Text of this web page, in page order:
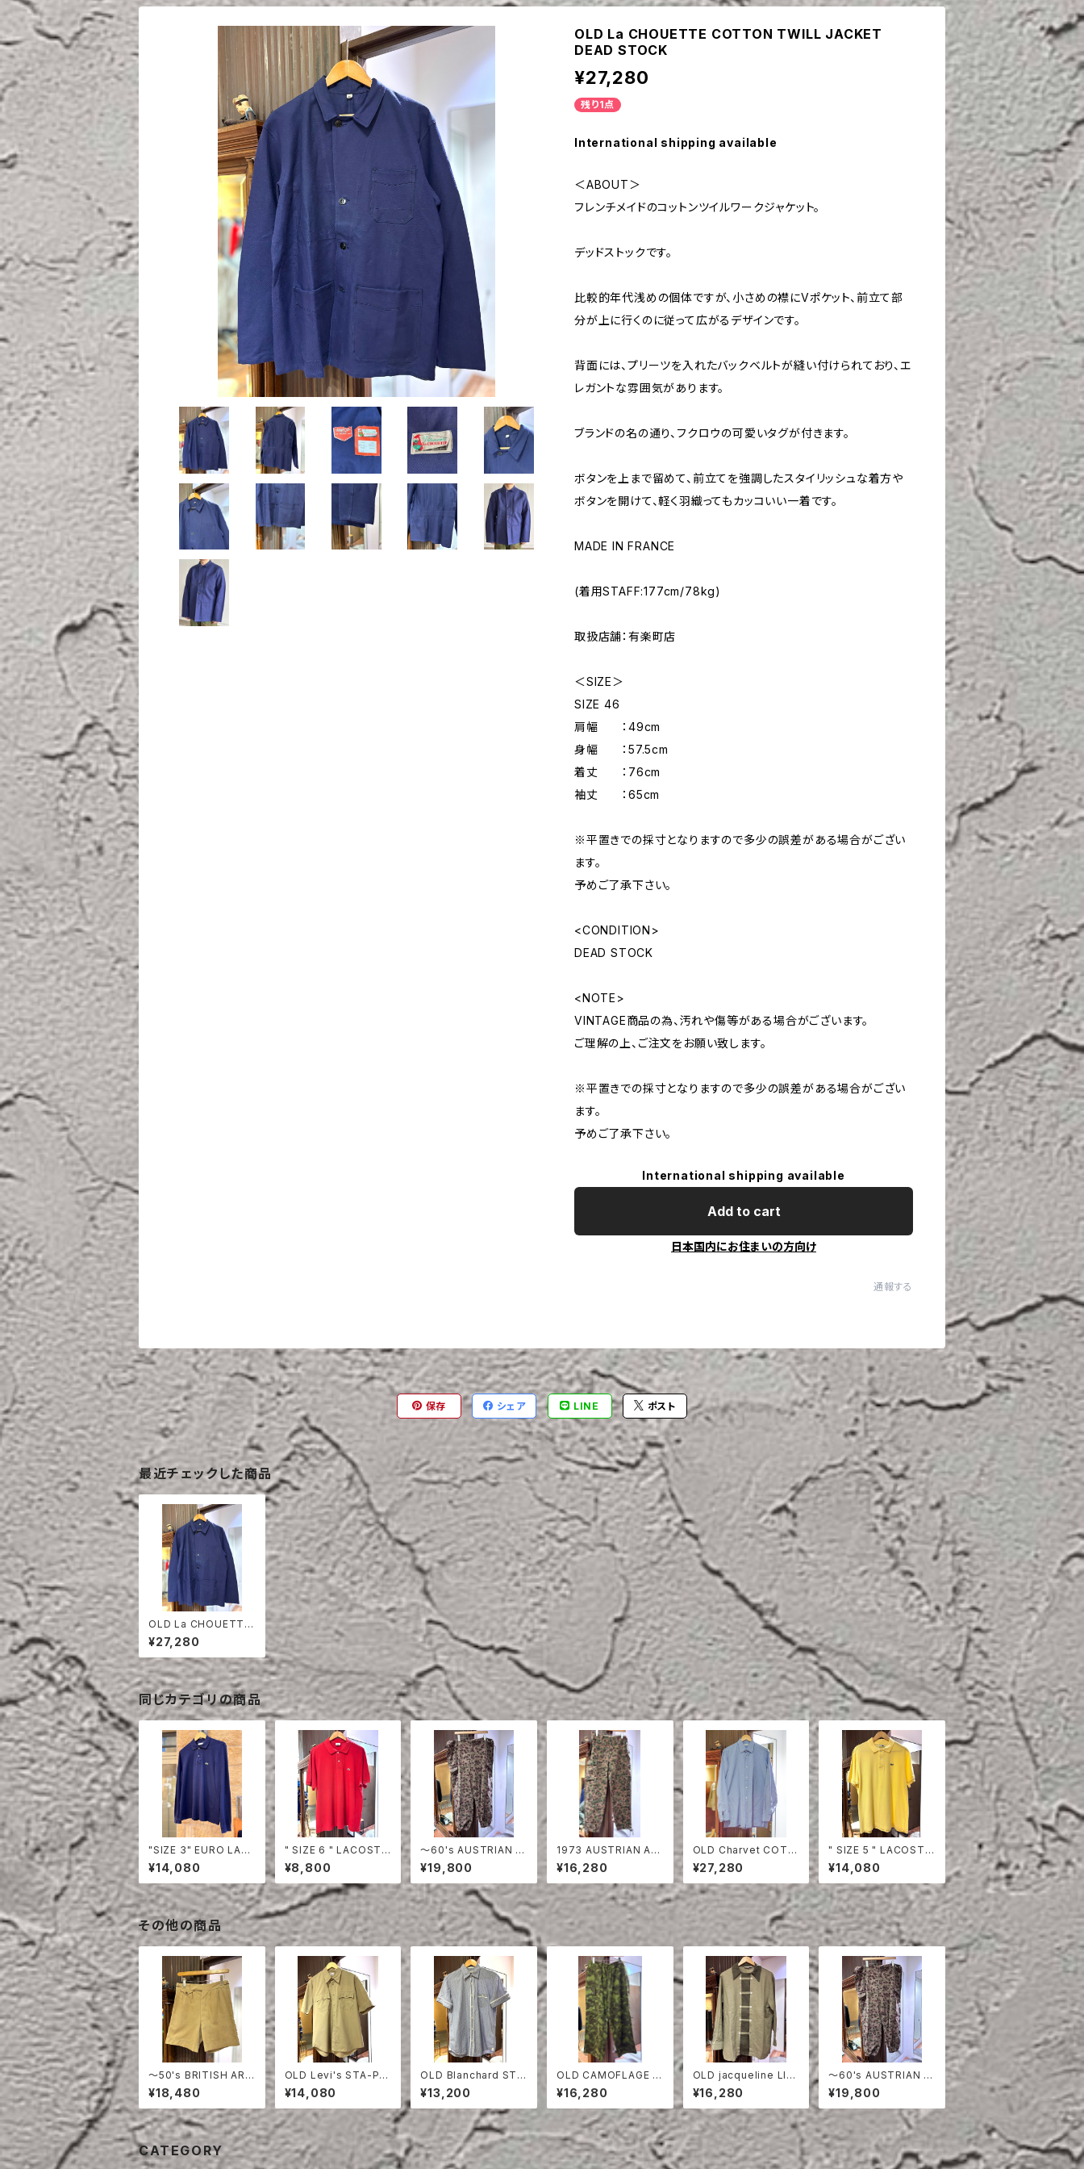
OLD La CHOUETTE COTTON TWILL JACKET
DEAD STOCK
¥27,280
残り1点
International shipping available
＜ABOUT＞
フレンチメイドのコットンツイルワークジャケット。
デッドストックです。
比較的年代浅めの個体ですが、小さめの襟にVポケット、前立て部
分が上に行くのに従って広がるデザインです。
背面には、プリーツを入れたバックベルトが縫い付けられており、エ
レガントな雰囲気があります。
ブランドの名の通り、フクロウの可愛いタグが付きます。
ボタンを上まで留めて、前立てを強調したスタイリッシュな着方や
ボタンを開けて、軽く羽織ってもカッコいい一着です。
MADE IN FRANCE
(着用STAFF:177cm/78kg)
取扱店舗：有楽町店
＜SIZE＞
SIZE 46
肩幅 ：49cm
身幅 ：57.5cm
着丈 ：76cm
袖丈 ：65cm
※平置きでの採寸となりますので多少の誤差がある場合がござい
ます。
予めご了承下さい。
<CONDITION>
DEAD STOCK
<NOTE>
VINTAGE商品の為、汚れや傷等がある場合がございます。
ご理解の上、ご注文をお願い致します。
※平置きでの採寸となりますので多少の誤差がある場合がござい
ます。
予めご了承下さい。
International shipping available
Add to cart
日本国内にお住まいの方向け
通報する
保存 シェア LINE ポスト
最近チェックした商品
OLD La CHOUETTE
COTTON TWILL JA
CKET DEAD STOCK
¥27,280
同じカテゴリの商品
"SIZE 3" EURO LAC
OSTE POLO SHIRT
LONG SLEEVE
¥14,080
" SIZE 6 " LACOSTE
POLO SHIRT RED
¥8,800
〜60's AUSTRIAN A
RMY PEA DOT CAM
O FIERD PANTS
¥19,800
1973 AUSTRIAN AR
MY PEA DOT CAMO
FIERD PANTS
¥16,280
OLD Charvet COTT
ON SHIRT
¥27,280
" SIZE 5 " LACOSTE
POLO SHIRT YELLO
W
¥14,080
その他の商品
〜50's BRITISH ARM
Y COTTON SHORT
S
¥18,480
OLD Levi's STA-PR
EST HALF SLEEVE S
HIRT
¥14,080
OLD Blanchard STRI
PE COTTON HALF S
LEEVE SHIRT
¥13,200
OLD CAMOFLAGE O
VER PANTS
¥16,280
OLD jacqueline LIN
EN DOUBLE BREAS
TED SHIRT
¥16,280
〜60's AUSTRIAN A
RMY PEA DOT CAM
O FIERD PANTS
¥19,800
CATEGORY